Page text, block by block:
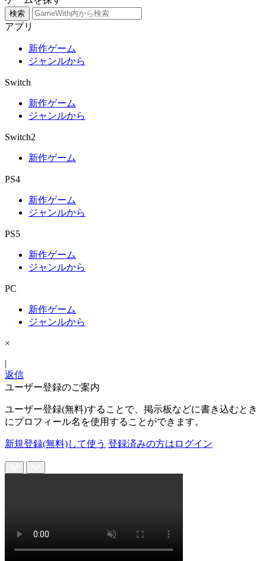
検索
アプリ
新作ゲーム
ジャンルから
Switch
新作ゲーム
ジャンルから
Switch2
新作ゲーム
PS4
新作ゲーム
ジャンルから
PS5
新作ゲーム
ジャンルから
PC
新作ゲーム
ジャンルから
×
|
返信
ユーザー登録のご案内
ユーザー登録(無料)することで、掲示板などに書き込むとき
にプロフィール名を使用することができます。
新規登録(無料)して使う 登録済みの方はログイン